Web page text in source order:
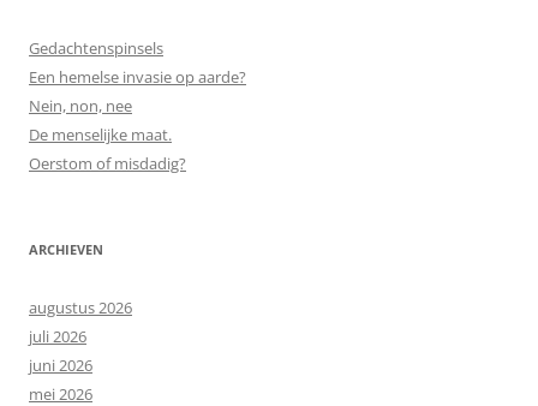
Gedachtenspinsels
Een hemelse invasie op aarde?
Nein, non, nee
De menselijke maat.
Oerstom of misdadig?
ARCHIEVEN
augustus 2026
juli 2026
juni 2026
mei 2026